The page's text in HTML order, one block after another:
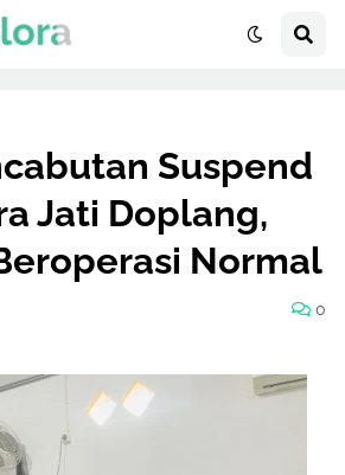
Suspend
Jati Doplang,
Normal
0